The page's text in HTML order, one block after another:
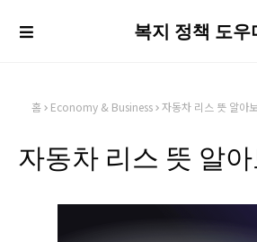
복지 정책 도우
홈 Economy & Business 자동차 리스 뜻 알아
자동차 리스 뜻 알